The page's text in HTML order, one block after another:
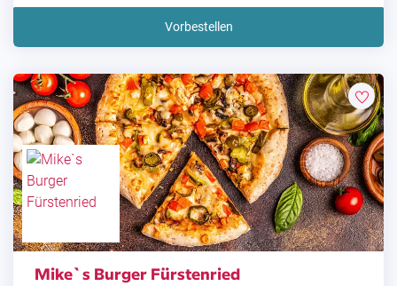
Vorbestellen
Mike`s Burger Fürstenried